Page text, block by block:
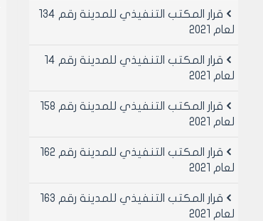
قرار المكتب التنفيذي للمدينة رقم 134
لعام 2021
قرار المكتب التنفيذي للمدينة رقم 14
لعام 2021
قرار المكتب التنفيذي للمدينة رقم 158
لعام 2021
قرار المكتب التنفيذي للمدينة رقم 162
لعام 2021
قرار المكتب التنفيذي للمدينة رقم 163
لعام 2021